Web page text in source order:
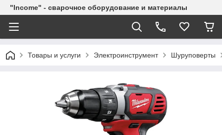
"Income" - сварочное оборудование и материалы
Товары и услуги Электроинструмент Шуруповерты